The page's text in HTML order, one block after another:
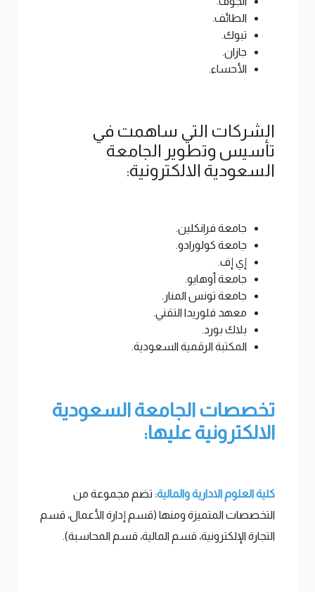
الطائف.
تبوك.
جازان.
الأحساء.
الشركات التي ساهمت في
تأسيس وتطوير الجامعة
السعودية الالكترونية:
جامعة فرانكلين.
جامعة كولورادو.
إي إف.
جامعة أوهايو.
جامعة تونس المنار.
معهد فلوريدا التقني.
بلاك بورد.
المكتبة الرقمية السعودية.
تخصصات الجامعة السعودية
الالكترونية عليها:
كلية العلوم الادارية والمالية: تضم مجموعة من
التخصصات المتميزة ومنها (قسم إدارة الأعمال، قسم
التجارة الإلكترونية، قسم المالية، قسم المحاسبة).